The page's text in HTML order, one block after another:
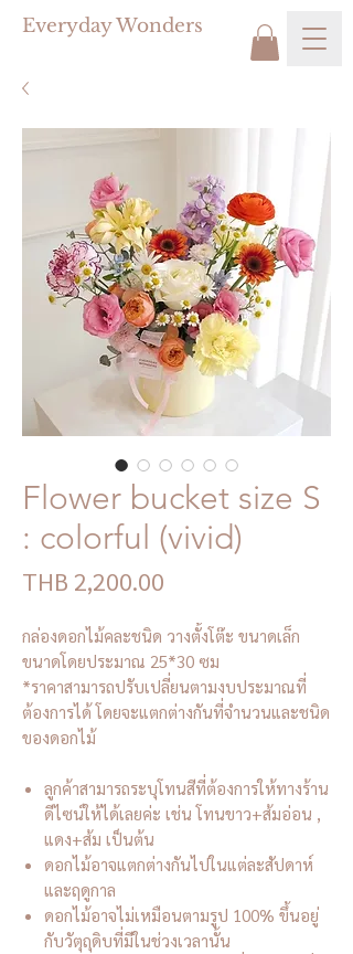
Everyday Wonders
Flower bucket size S
: colorful (vivid)
THB 2,200.00
กล่องดอกไม้คละชนิด วางตั้งโต๊ะ ขนาดเล็ก
ขนาดโดยประมาณ 25*30 ซม
*ราคาสามารถปรับเปลี่ยนตามงบประมาณที่
ต้องการได้ โดยจะแตกต่างกันที่จำนวนและชนิด
ของดอกไม้
ลูกค้าสามารถระบุโทนสีที่ต้องการให้ทางร้าน
ดีไซน์ให้ได้เลยค่ะ เช่น โทนขาว+ส้มอ่อน ,
แดง+ส้ม เป็นต้น
ดอกไม้อาจแตกต่างกันไปในแต่ละสัปดาห์
และฤดูกาล
ดอกไม้อาจไม่เหมือนตามรูป 100% ขึ้นอยู่
กับวัตุถุดิบที่มีในช่วงเวลานั้น